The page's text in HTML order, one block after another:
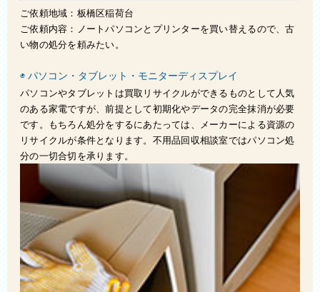
ご依頼地域：板橋区稲荷台
ご依頼内容：ノートパソコンとプリンターを買い替えるので、古
い物の処分を頼みたい。
◉ パソコン・タブレット・モニターディスプレイ
パソコンやタブレットは買取リサイクルができるものとして人気
のある家電ですが、前提として初期化やデータの完全抹消が必要
です。もちろん処分をするにあたっては、メーカーによる資源の
リサイクルが条件となります。不用品回収相談室ではパソコン処
分の一切合切を承ります。
自転車回収処分
植木処分
お問い合わせ
スタッフブログ
会社概要